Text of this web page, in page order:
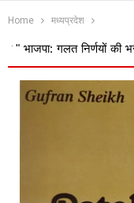
Home मध्यप्रदेश
की भरमार का